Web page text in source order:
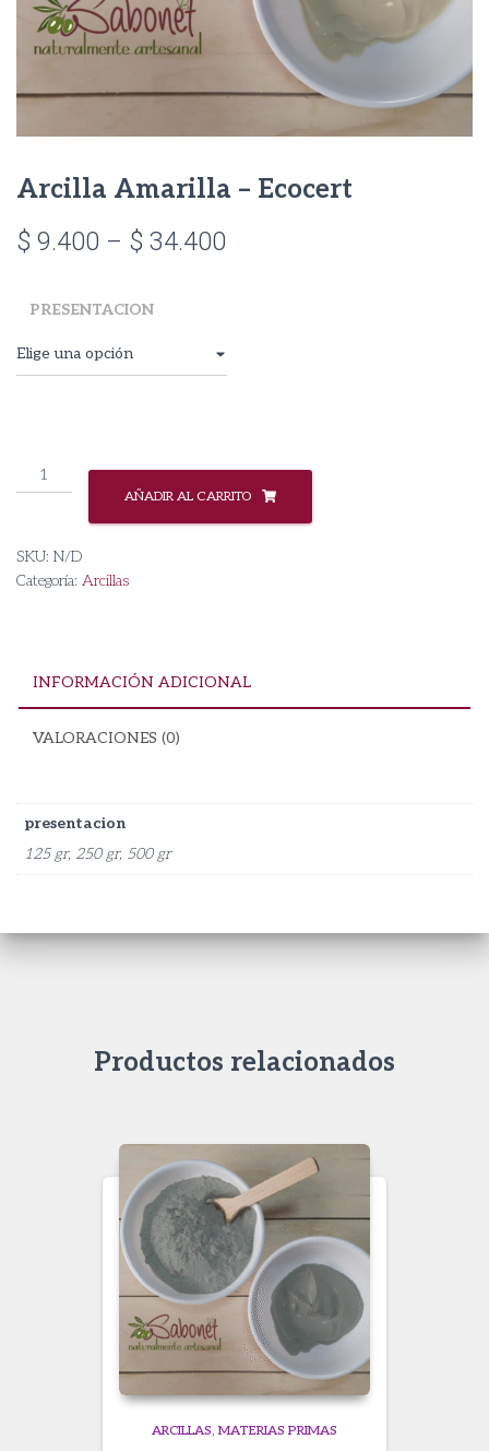
Arcilla Amarilla – Ecocert
$ 9.400 – $ 34.400
PRESENTACION
Arcilla
Amarilla
cantidad
AÑADIR AL CARRITO
SKU: N/D
Categoría: Arcillas
INFORMACIÓN ADICIONAL
VALORACIONES (0)
presentacion
125 gr, 250 gr, 500 gr
Productos relacionados
ARCILLAS MATERIAS PRIMAS